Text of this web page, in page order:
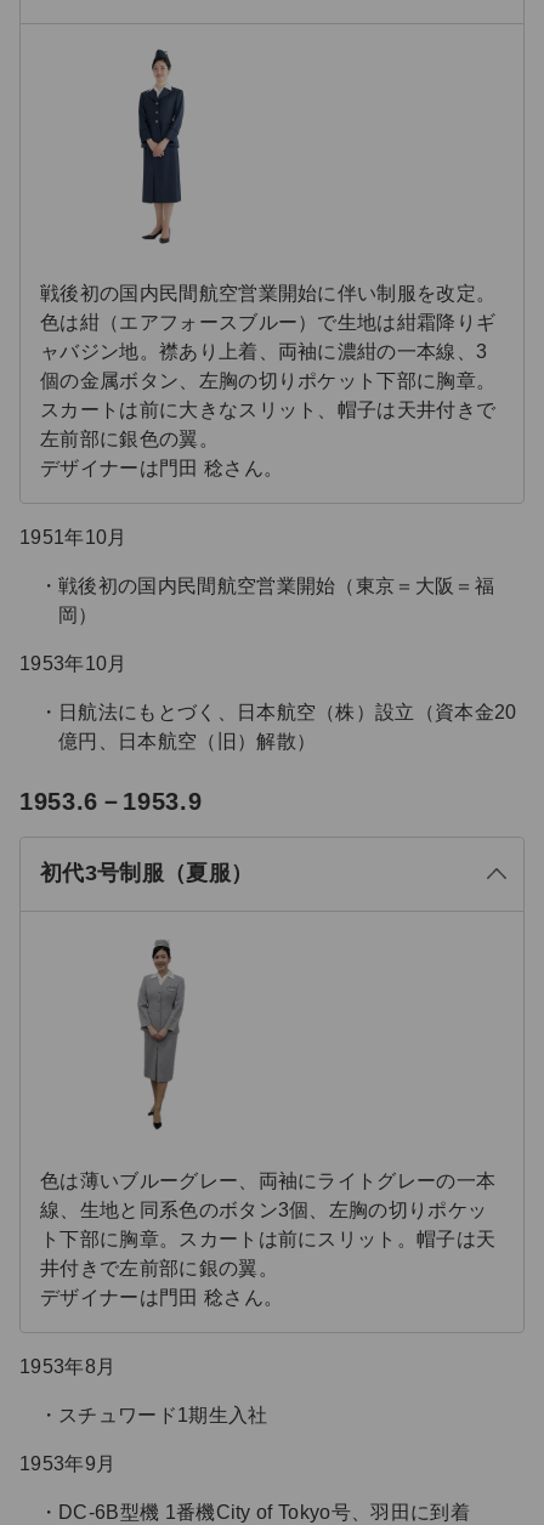
戦後初の国内民間航空営業開始に伴い制服を改定。
色は紺（エアフォースブルー）で生地は紺霜降りギ
ャバジン地。襟あり上着、両袖に濃紺の一本線、3
個の金属ボタン、左胸の切りポケット下部に胸章。
スカートは前に大きなスリット、帽子は天井付きで
左前部に銀色の翼。
デザイナーは門田 稔さん。
1951年10月
戦後初の国内民間航空営業開始（東京＝大阪＝福
岡）
1953年10月
日航法にもとづく、日本航空（株）設立（資本金20
億円、日本航空（旧）解散）
1953.6－1953.9
初代3号制服（夏服）
色は薄いブルーグレー、両袖にライトグレーの一本
線、生地と同系色のボタン3個、左胸の切りポケッ
ト下部に胸章。スカートは前にスリット。帽子は天
井付きで左前部に銀の翼。
デザイナーは門田 稔さん。
1953年8月
スチュワード1期生入社
1953年9月
DC-6B型機 1番機City of Tokyo号、羽田に到着